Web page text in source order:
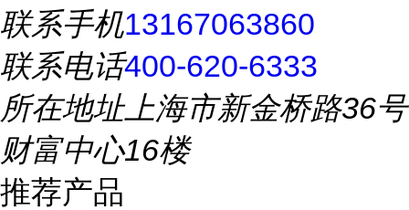
联系手机13167063860
联系电话400-620-6333
所在地址上海市新金桥路36号
财富中心16楼
推荐产品